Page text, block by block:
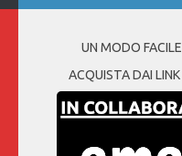
UN MODO
ACQUISTA DAI